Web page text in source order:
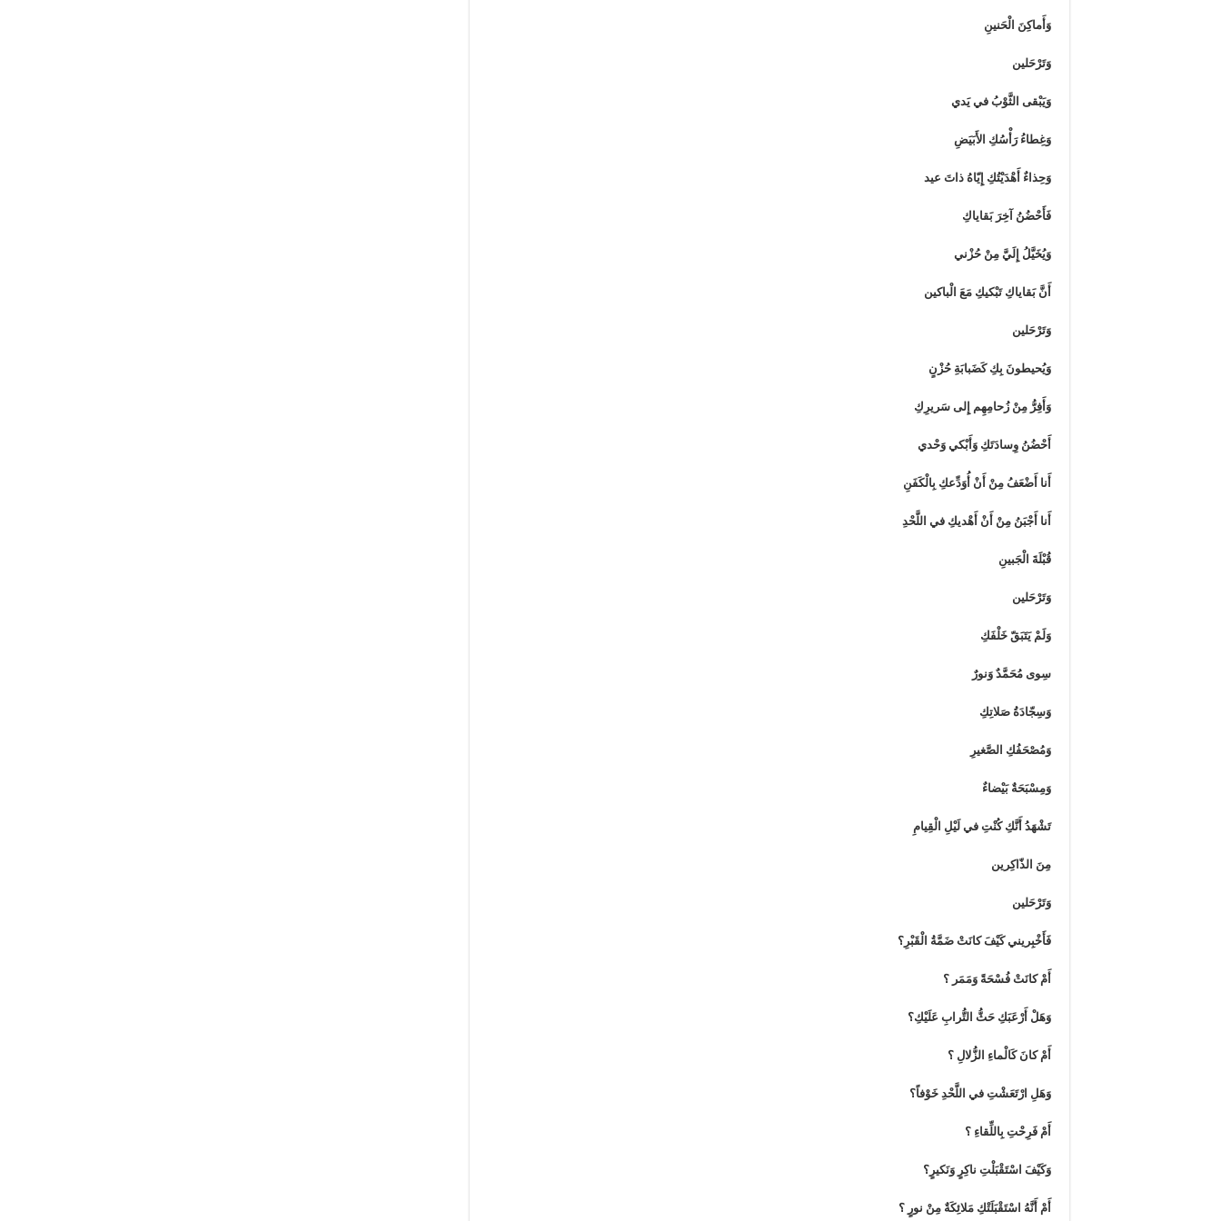
وَأَماكِنَ الْحَنينِ
وَتَرْحَلين
وَيَبْقى الثَّوْبُ في يَدي
وَغِطاءُ رَأْسُكِ الأَبَيَضِ
وَحِذاءٌ أَهْدَيْتُكِ إِيّاهُ ذاتَ عيد
فَأَحْضُنُ آخِرَ بَقاياكِ
وَيُخَيَّلُ إِلَيَّ مِنْ حُزْني
أَنَّ بَقاياكِ تَبْكيكِ مَعَ الْباكين
وَتَرْحَلين
وَيُحيطونَ بِكِ كَضَبابَةِ حُزْنٍ
وَأَفِرُّ مِنْ زُحامِهِم إِلى سَريرِكِ
أَحْضُنُ وِسادَتَكِ وَأَبْكي وَحْدي
أَنا أَضْعَفُ مِنْ أَنْ أُوَدِّعكِ بِالْكَفَنِ
أَنا أَجْبَنُ مِنْ أَنْ أَهْديكِ في اللَّحْدِ
قُبْلَةَ الْجَبينِ
وَتَرْحَلين
وَلَمْ يَتَبَقّ خَلْفَكِ
سِوى مُحَمَّدٌ وَنورٌ
وَسِجّادَةُ صَلاتِكِ
وَمُصْحَفُكِ الصَّغيرِ
وَمِسْبَحَةٌ بَيْضاءٌ
تَشْهَدُ أَنَّكِ كُنْتِ في لَيْلِ الْقِيامِ
مِنَ الذّاكِرين
وَتَرْحَلين
فَأَخْبِريني كَيْفَ كانَتْ ضَمَّةُ الْقَبْرِ؟
أَمْ كانَتْ فُسْحَةً وَمَمَر ؟
وَهَلْ أَرْعَبَكِ حَثُّ التُّرابِ عَلَيْكِ؟
أَمْ كانَ كَالْماءِ الزُّلالِ ؟
وَهَلِ ارْتَعَشْتِ في اللَّحْدِ خَوْفاً؟
أَمْ فَرِحْتِ بِاللِّقاءِ ؟
وَكَيْفَ اسْتَقْبَلْتِ ناكِرٍ وَنَكيرٍ؟
أَمْ أَنَّهُ اسْتَقْبَلَتْكِ مَلائِكَةٌ مِنْ نورٍ ؟